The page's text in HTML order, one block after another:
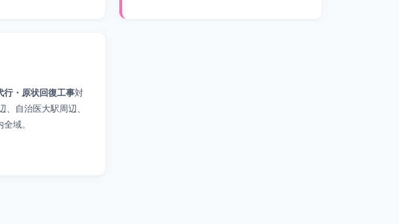
行・原状回復工事対
、自治医大駅周辺、
域。